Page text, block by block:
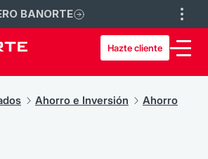
BANORTE
Hazte cliente
Ahorro e Inversión
Ahorro